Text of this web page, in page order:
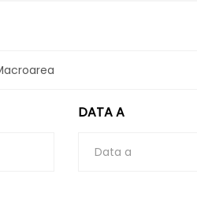
DATA A